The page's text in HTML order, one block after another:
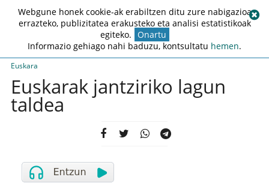
Euskara
Euskarak jantziriko lagun
taldea
Webgune honek cookie-ak erabiltzen ditu zure nabigazioa
errazteko, publizitatea erakusteko eta analisi estatistikoak
egiteko. Onartu
Informazio gehiago nahi baduzu, kontsultatu hemen.